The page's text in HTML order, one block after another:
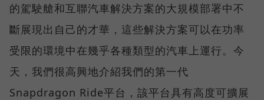
的駕駛艙和互聯汽車解決方案的大規模部署中不
斷展現出自己的才華，這些解決方案可以在功率
受限的環境中在幾乎各種類型的汽車上運行。今
天，我們很高興地介紹我們的第一代
Snapdragon Ride平台，該平台具有高度可擴展